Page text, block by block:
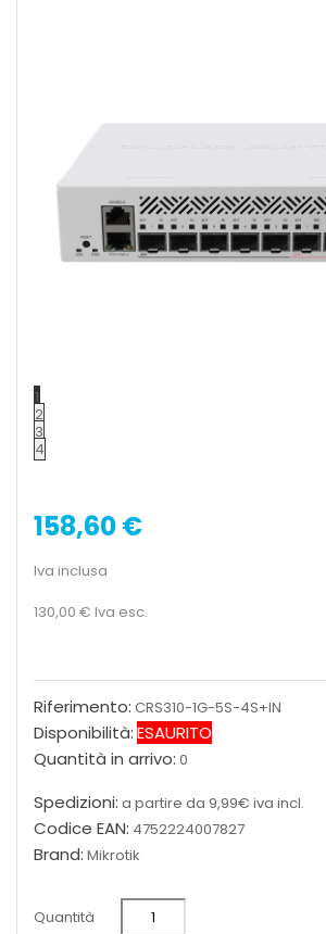
1
2
3
4
158,60 €
Iva inclusa
130,00 € Iva esc.
Riferimento: CRS310-1G-5S-4S+IN
Disponibilità:ESAURITO
Quantità in arrivo: 0
Spedizioni: a partire da 9,99€ iva incl.
Codice EAN: 4752224007827
Brand: Mikrotik
Quantità